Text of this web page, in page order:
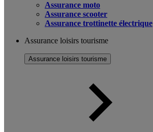
Assurance moto
Assurance scooter
Assurance trottinette électrique
Assurance loisirs tourisme
Assurance loisirs tourisme